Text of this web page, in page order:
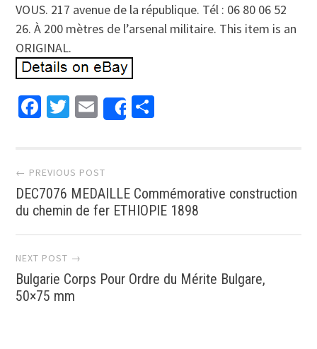
VOUS. 217 avenue de la république. Tél : 06 80 06 52
26. À 200 mètres de l’arsenal militaire. This item is an
ORIGINAL.
Facebook
Twitter
EmailShare
Post navigation
← PREVIOUS POST
DEC7076 MEDAILLE Commémorative construction
du chemin de fer ETHIOPIE 1898
NEXT POST →
Bulgarie Corps Pour Ordre du Mérite Bulgare,
50×75 mm